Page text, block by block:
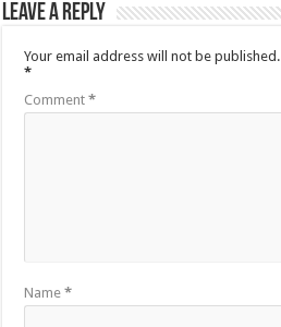
Leave a Reply
Your email address will not be published.
*
Comment*
Name*